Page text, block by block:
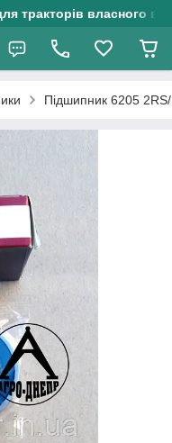
тракторів власного
Підшипник 6205